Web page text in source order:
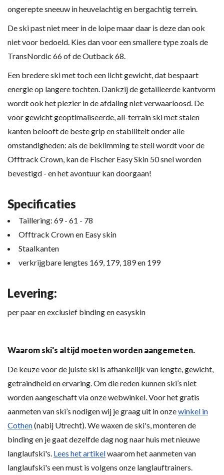
ongerepte sneeuw in heuvelachtig en bergachtig terrein.
De ski past niet meer in de loipe maar daar is deze dan ook
niet voor bedoeld. Kies dan voor een smallere type zoals de
TransNordic 66 of de Outback 68.
Een bredere ski met toch een licht gewicht, dat bespaart
energie op langere tochten. Dankzij de getailleerde kantvorm
wordt ook het plezier in de afdaling niet verwaarloosd. De
voor gewicht geoptimaliseerde, all-terrain ski met stalen
kanten belooft de beste grip en stabiliteit onder alle
omstandigheden: als de beklimming te steil wordt voor de
Offtrack Crown, kan de Fischer Easy Skin 50 snel worden
bevestigd - en het avontuur kan doorgaan!
Specificaties
Taillering: 69 - 61 - 78
Offtrack Crown en Easy skin
Staalkanten
verkrijgbare lengtes 169, 179, 189 en 199
Levering:
per paar en exclusief binding en easyskin
Waarom ski's altijd moeten worden aangemeten.
De keuze voor de juiste ski is afhankelijk van lengte, gewicht,
getraindheid en ervaring. Om die reden kunnen ski’s niet
worden aangeschaft via onze webwinkel. Voor het gratis
aanmeten van ski’s nodigen wij je graag uit in onzewinkel in
Cothen(nabij Utrecht). We waxen de ski's, monteren de
binding en je gaat dezelfde dag nog naar huis met nieuwe
langlaufski's. Lees het artikelwaarom het aanmeten van
langlaufski's een must is volgens onze langlauftrainers.